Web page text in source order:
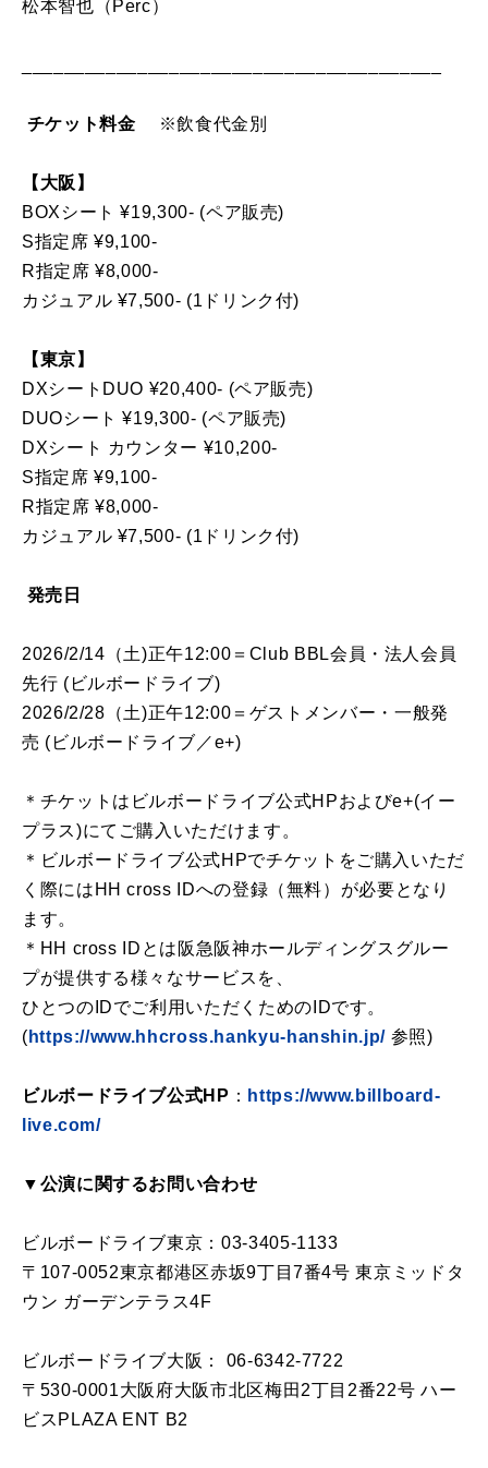
松本智也（Perc）
チケット料金 ※飲食代金別
【大阪】
BOXシート ¥19,300- (ペア販売)
S指定席 ¥9,100-
R指定席 ¥8,000-
カジュアル ¥7,500- (1ドリンク付)
【東京】
DXシートDUO ¥20,400- (ペア販売)
DUOシート ¥19,300- (ペア販売)
DXシート カウンター ¥10,200-
S指定席 ¥9,100-
R指定席 ¥8,000-
カジュアル ¥7,500- (1ドリンク付)
発売日
2026/2/14（土)正午12:00＝Club BBL会員・法人会員
先行 (ビルボードライブ)
2026/2/28（土)正午12:00＝ゲストメンバー・一般発
売 (ビルボードライブ／e+)
＊チケットはビルボードライブ公式HPおよびe+(イー
プラス)にてご購入いただけます。
＊ビルボードライブ公式HPでチケットをご購入いただ
く際にはHH cross IDへの登録（無料）が必要となり
ます。
＊HH cross IDとは阪急阪神ホールディングスグルー
プが提供する様々なサービスを、
ひとつのIDでご利用いただくためのIDです。
( https://www.hhcross.hankyu-hanshin.jp/参照)
ビルボードライブ公式HP ： https://www.billboard-
live.com/
▼公演に関するお問い合わせ
ビルボードライブ東京：03-3405-1133
〒107-0052東京都港区赤坂9丁目7番4号 東京ミッドタ
ウン ガーデンテラス4F
ビルボードライブ大阪： 06-6342-7722
〒530-0001大阪府大阪市北区梅田2丁目2番22号 ハー
ビスPLAZA ENT B2